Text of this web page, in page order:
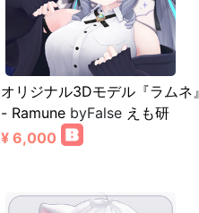
オリジナル3Dモデル『ラムネ』
- Ramune byFalse えも研
¥ 6,000